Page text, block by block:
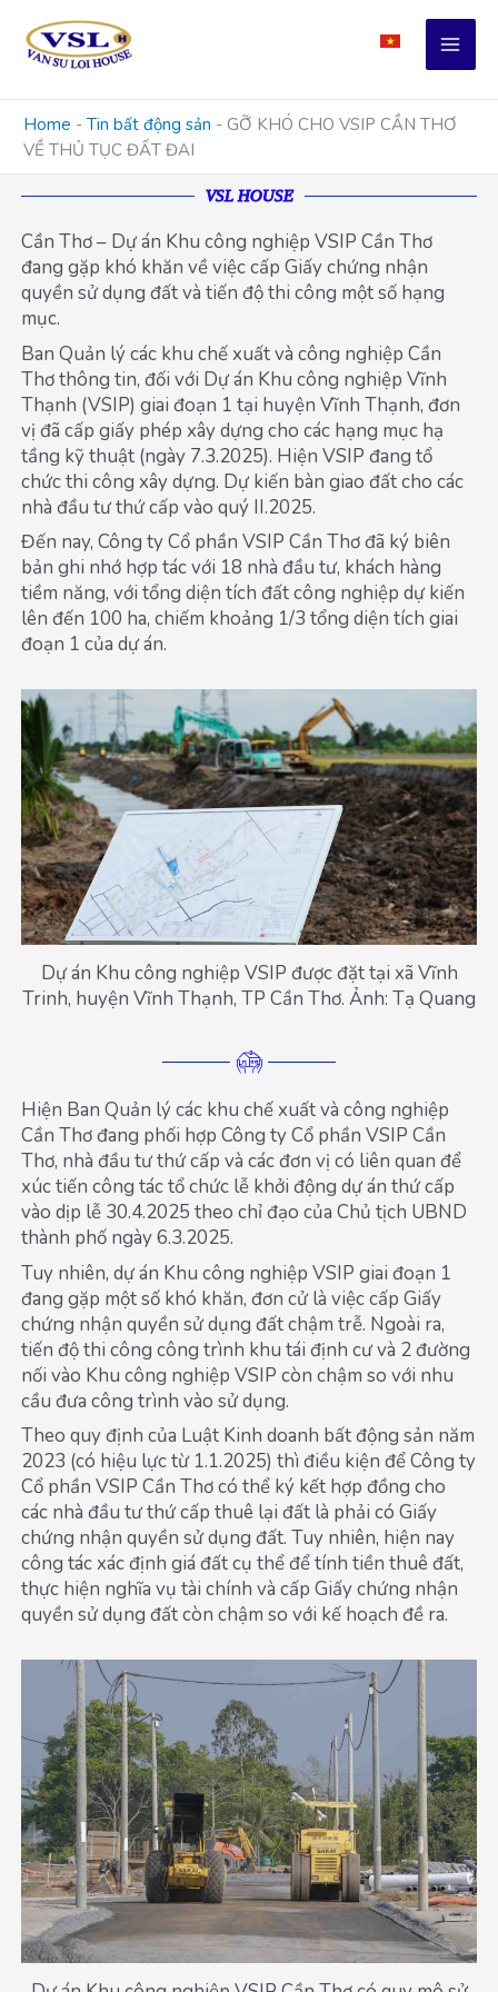
content
Home - Tin bất động sản - GỠ KHÓ CHO VSIP CẦN THƠ
VỀ THỦ TỤC ĐẤT ĐAI
VSL HOUSE
Cần Thơ – Dự án Khu công nghiệp VSIP Cần Thơ
đang gặp khó khăn về việc cấp Giấy chứng nhận
quyền sử dụng đất và tiến độ thi công một số hạng
mục.
Ban Quản lý các khu chế xuất và công nghiệp Cần
Thơ thông tin, đối với Dự án Khu công nghiệp Vĩnh
Thạnh (VSIP) giai đoạn 1 tại huyện Vĩnh Thạnh, đơn
vị đã cấp giấy phép xây dựng cho các hạng mục hạ
tầng kỹ thuật (ngày 7.3.2025). Hiện VSIP đang tổ
chức thi công xây dựng. Dự kiến bàn giao đất cho các
nhà đầu tư thứ cấp vào quý II.2025.
Đến nay, Công ty Cổ phần VSIP Cần Thơ đã ký biên
bản ghi nhớ hợp tác với 18 nhà đầu tư, khách hàng
tiềm năng, với tổng diện tích đất công nghiệp dự kiến
lên đến 100 ha, chiếm khoảng 1/3 tổng diện tích giai
đoạn 1 của dự án.
Dự án Khu công nghiệp VSIP được đặt tại xã Vĩnh
Trinh, huyện Vĩnh Thạnh, TP Cần Thơ. Ảnh: Tạ Quang
Hiện Ban Quản lý các khu chế xuất và công nghiệp
Cần Thơ đang phối hợp Công ty Cổ phần VSIP Cần
Thơ, nhà đầu tư thứ cấp và các đơn vị có liên quan để
xúc tiến công tác tổ chức lễ khởi động dự án thứ cấp
vào dịp lễ 30.4.2025 theo chỉ đạo của Chủ tịch UBND
thành phố ngày 6.3.2025.
Tuy nhiên, dự án Khu công nghiệp VSIP giai đoạn 1
đang gặp một số khó khăn, đơn cử là việc cấp Giấy
chứng nhận quyền sử dụng đất chậm trễ. Ngoài ra,
tiến độ thi công công trình khu tái định cư và 2 đường
nối vào Khu công nghiệp VSIP còn chậm so với nhu
cầu đưa công trình vào sử dụng.
Theo quy định của Luật Kinh doanh bất động sản năm
2023 (có hiệu lực từ 1.1.2025) thì điều kiện để Công ty
Cổ phần VSIP Cần Thơ có thể ký kết hợp đồng cho
các nhà đầu tư thứ cấp thuê lại đất là phải có Giấy
chứng nhận quyền sử dụng đất. Tuy nhiên, hiện nay
công tác xác định giá đất cụ thể để tính tiền thuê đất,
thực hiện nghĩa vụ tài chính và cấp Giấy chứng nhận
quyền sử dụng đất còn chậm so với kế hoạch đề ra.